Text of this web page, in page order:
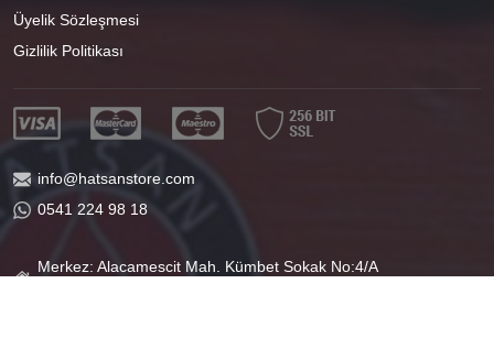
Üyelik Sözleşmesi
Gizlilik Politikası
info@hatsanstore.com
0541 224 98 18
Merkez: Alacamescit Mah. Kümbet Sokak No:4/A